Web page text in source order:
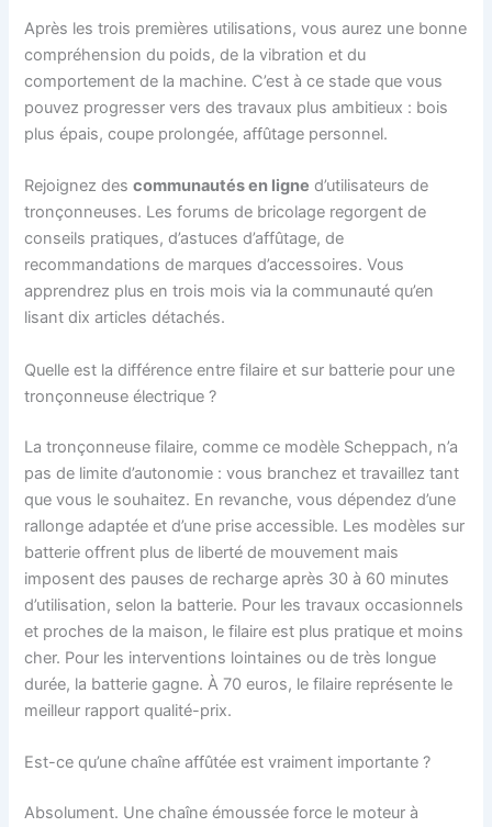
Après les trois premières utilisations, vous aurez une bonne
compréhension du poids, de la vibration et du
comportement de la machine. C’est à ce stade que vous
pouvez progresser vers des travaux plus ambitieux : bois
plus épais, coupe prolongée, affûtage personnel.
Rejoignez descommunautés en ligne d’utilisateurs de
tronçonneuses. Les forums de bricolage regorgent de
conseils pratiques, d’astuces d’affûtage, de
recommandations de marques d’accessoires. Vous
apprendrez plus en trois mois via la communauté qu’en
lisant dix articles détachés.
Quelle est la différence entre filaire et sur batterie pour une
tronçonneuse électrique ?
La tronçonneuse filaire, comme ce modèle Scheppach, n’a
pas de limite d’autonomie : vous branchez et travaillez tant
que vous le souhaitez. En revanche, vous dépendez d’une
rallonge adaptée et d’une prise accessible. Les modèles sur
batterie offrent plus de liberté de mouvement mais
imposent des pauses de recharge après 30 à 60 minutes
d’utilisation, selon la batterie. Pour les travaux occasionnels
et proches de la maison, le filaire est plus pratique et moins
cher. Pour les interventions lointaines ou de très longue
durée, la batterie gagne. À 70 euros, le filaire représente le
meilleur rapport qualité-prix.
Est-ce qu’une chaîne affûtée est vraiment importante ?
Absolument. Une chaîne émoussée force le moteur à